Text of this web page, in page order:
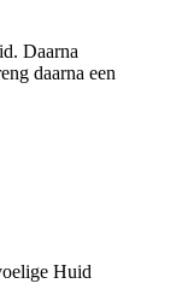
Daarna
daarna een
Huid